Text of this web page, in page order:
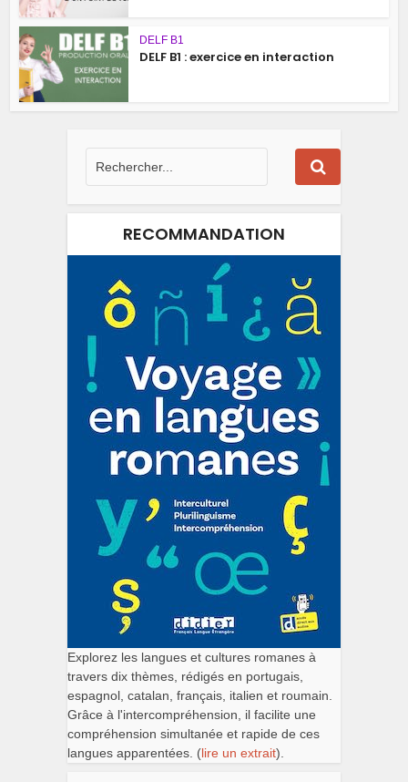
DELF B1
DELF B1 : exercice en interaction
RECOMMANDATION
Explorez les langues et cultures romanes à
travers dix thèmes, rédigés en portugais,
espagnol, catalan, français, italien et roumain.
Grâce à l'intercompréhension, il facilite une
compréhension simultanée et rapide de ces
langues apparentées. (lire un extrait).